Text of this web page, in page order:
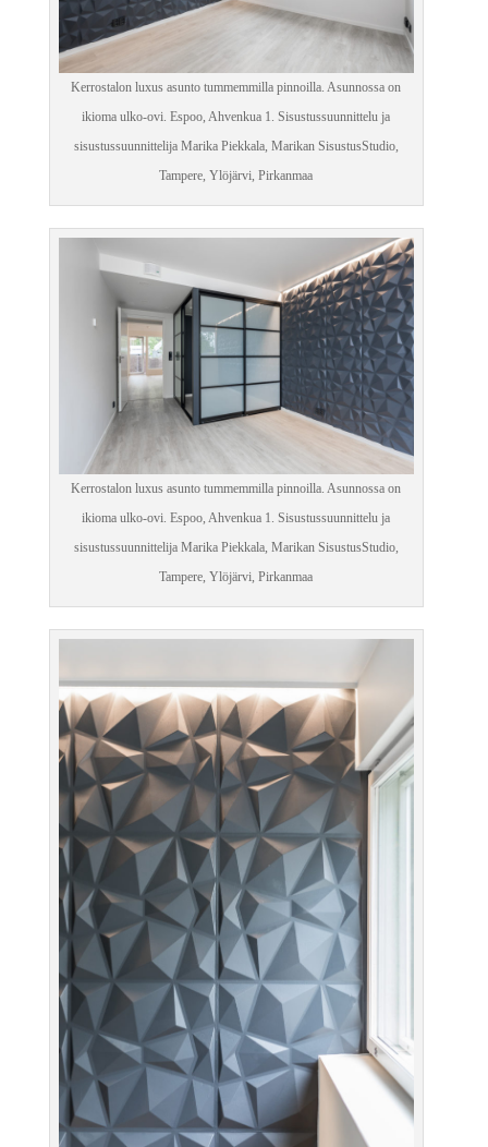
Kerrostalon luxus asunto tummemmilla pinnoilla. Asunnossa on
ikioma ulko-ovi. Espoo, Ahvenkua 1. Sisustussuunnittelu ja
sisustussuunnittelija Marika Piekkala, Marikan SisustusStudio,
Tampere, Ylöjärvi, Pirkanmaa
Kerrostalon luxus asunto tummemmilla pinnoilla. Asunnossa on
ikioma ulko-ovi. Espoo, Ahvenkua 1. Sisustussuunnittelu ja
sisustussuunnittelija Marika Piekkala, Marikan SisustusStudio,
Tampere, Ylöjärvi, Pirkanmaa